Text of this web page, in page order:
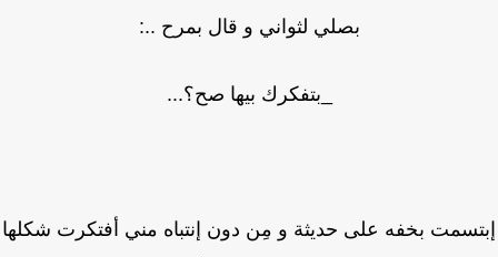
بصلي لثواني و قال بمرح ..:
_بتفكرك بيها صح؟...
بخفه على حديثة و مِن دون إنتباه مني أفتكرت شكلها